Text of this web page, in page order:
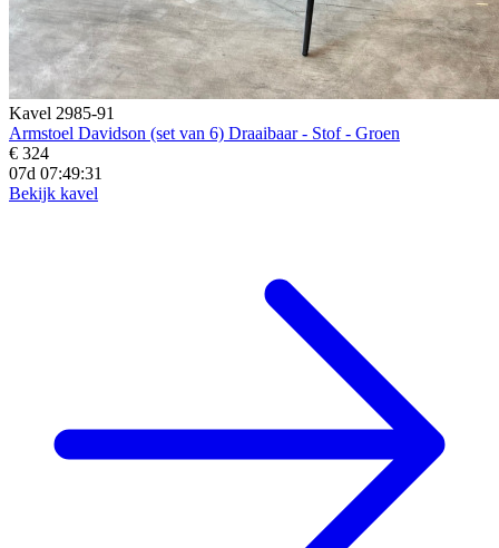
Kavel 2985-91
Armstoel Davidson (set van 6) Draaibaar - Stof - Groen
€ 324
07d 07:49:29
Bekijk kavel